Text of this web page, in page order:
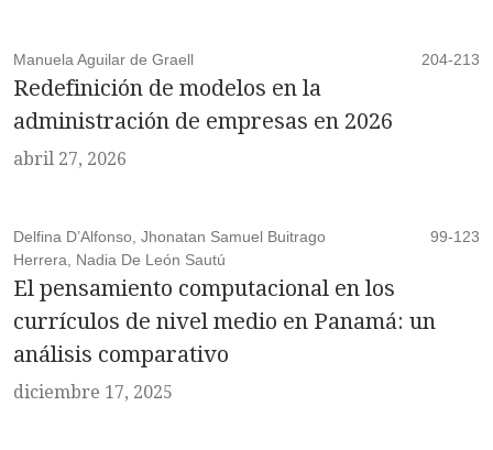
Manuela Aguilar de Graell 204-213
Redefinición de modelos en la
administración de empresas en 2026
abril 27, 2026
Delfina D’Alfonso, Jhonatan Samuel Buitrago
Herrera, Nadia De León Sautú
99-123
El pensamiento computacional en los
currículos de nivel medio en Panamá: un
análisis comparativo
diciembre 17, 2025